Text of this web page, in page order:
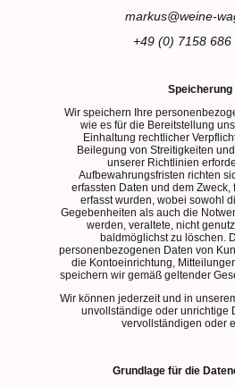
markus@weine-
+49 (0) 7158 686
Speicherung
Wir speichern Ihre
wie es für die Bereitstellung
Einhaltung rechtlicher
Beilegung von Streitigkeiten
unserer Richtlinien
Aufbewahrungsfristen richten
erfassten Daten und dem Zweck,
erfasst wurden, wobei sowohl
Gegebenheiten als auch die
werden, veraltete, nicht
baldmöglichst zu löschen.
personenbezogenen Daten von
die Kontoeinrichtung,
speichern wir gemäß geltender
Wir können jederzeit und in
unvollständige oder unrichtige
vervollständigen oder
Grundlage für die